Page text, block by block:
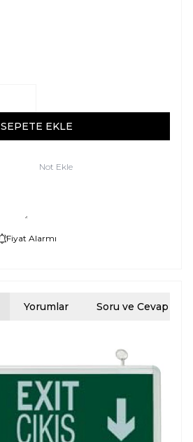
SEPETE EKLE
Not Ekle
Fiyat Alarmı
Yorumlar Soru ve Cevap